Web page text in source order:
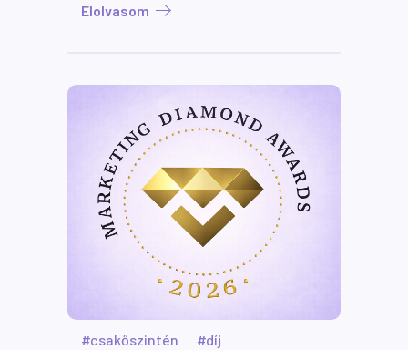
lényeg, hogy az értékesítés ritmusa
Elolvasom
csakőszintén
díj